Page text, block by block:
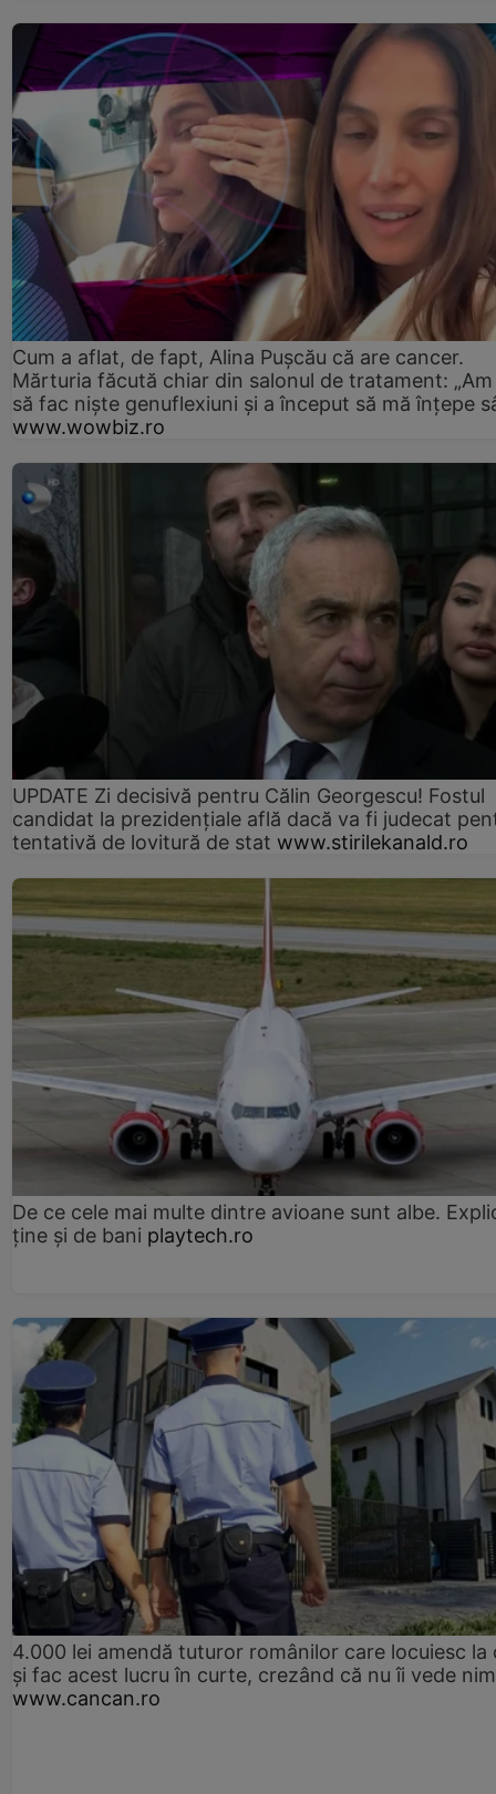
Cum a aflat, de fapt, Alina Pușcău că are cancer.
Mărturia făcută chiar din salonul de tratament:
să fac niște genuflexiuni și a început să mă înțepe
www.wowbiz.ro
UPDATE Zi decisivă pentru Călin Georgescu! Fostul
candidat la prezidențiale află dacă va fi judecat
tentativă de lovitură de stat www.stirilekanald.ro
De ce cele mai multe dintre avioane sunt albe.
ține și de bani playtech.ro
4.000 lei amendă tuturor românilor care locuiesc la
și fac acest lucru în curte, crezând că nu îi vede
www.cancan.ro